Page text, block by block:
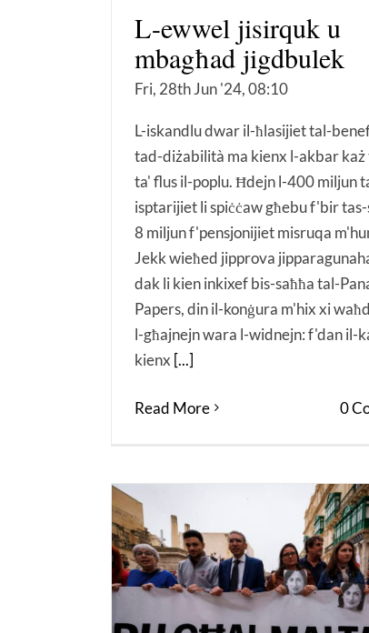
L-ewwel jisirquk u
mbagħad jigdbulek
Fri, 28th Jun '24, 08:10
L-iskandlu dwar il-ħlasijiet tal-
tad-diżabilità ma kienx l-akbar każ
ta' flus il-poplu. Ħdejn l-400 miljun
isptarijiet li spiċċaw għebu f'bir
8 miljun f'pensjonijiet misruqa
Jekk wieħed jipprova
dak li kien inkixef bis-saħħa tal-
Papers, din il-konġura m'hix xi
l-għajnejn wara l-widnejn: f'dan il-
kienx [...]
Read More 0